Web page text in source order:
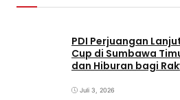
PDI Perjuangan
Cup di Sumbawa
dan Hiburan bagi
Juli 3, 2026